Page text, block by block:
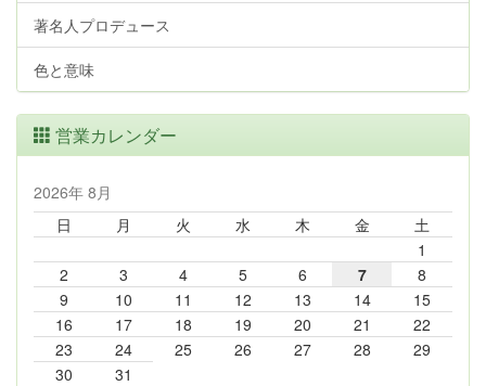
著名人プロデュース
色と意味
営業カレンダー
2026年 8月
日
月 火 水 木 金
土
1
2
3 4 5 6 7
8
9
10 11 12 13 14
15
16
17 18 19 20 21
22
23
24 25 26 27 28
29
30
31